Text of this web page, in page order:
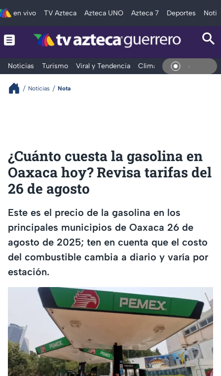
en vivo TV Azteca Azteca UNO Azteca 7 Deportes
Noticias Turismo Viral y Tendencia Clima Deportes En Vivo
Noticias Nota
¿Cuánto cuesta la gasolina en
Oaxaca hoy? Revisa tarifas del
26 de agosto
Este es el precio de la gasolina en los
principales municipios de Oaxaca 26 de
agosto de 2025; ten en cuenta que el costo
del combustible cambia a diario y varía por
estación.